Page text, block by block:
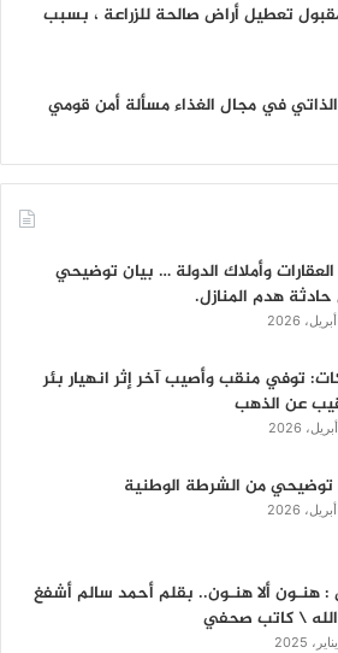
تعطيل أراض صالحة للزراعة ، بسبب
الذاتي في مجال الغذاء مسألة أمن قومي
العقارات وأملاك الدولة … بيان توضيحي
هدم المنازل.
توفي منقب وأصيب آخر إثر انهيار بئر
عن الذهب
توضيحي من الشرطة الوطنية
: هنـون ألا هنـون.. بقلم أحمد سالم أشفغ
\ كاتب صحفي